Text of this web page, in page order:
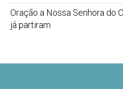
Oração a Nossa Senhora do
já partiram